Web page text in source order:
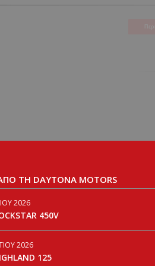
ΤΗ DAYTONA MOTORS
2026
450V
2026
125